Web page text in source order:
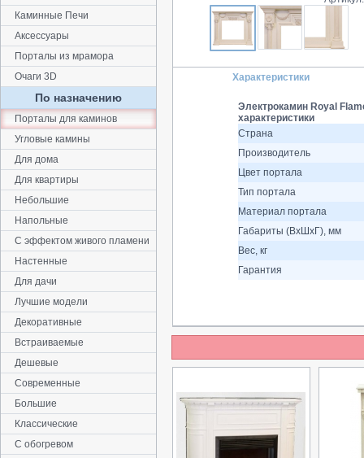
Характеристики
Электрокамин Royal
характеристики
Страна
Производитель
Цвет портала
Тип портала
Материал портала
Габариты (ВхШхГ), мм
Вес, кг
Гарантия
Каминные Печи
Аксессуары
Порталы из мрамора
Очаги 3D
По назначению
Порталы для каминов
Угловые камины
Для дома
Для квартиры
Небольшие
Напольные
С эффектом живого пламени
Настенные
Для дачи
Лучшие модели
Декоративные
Встраиваемые
Дешевые
Современные
Большие
Классические
С обогревом